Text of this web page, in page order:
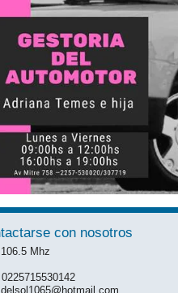
con nosotros
Mhz